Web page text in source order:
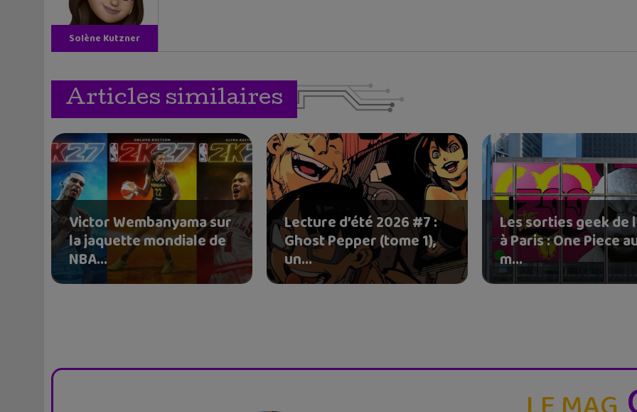
Solène Kutzner
Articles similaires
Victor Wembanyama sur
la jaquette mondiale de
NBA...
Lecture d’été 2026 #7 :
Ghost Pepper (tome 1),
un...
Les sorties geek de
à Paris : One Piece
m...